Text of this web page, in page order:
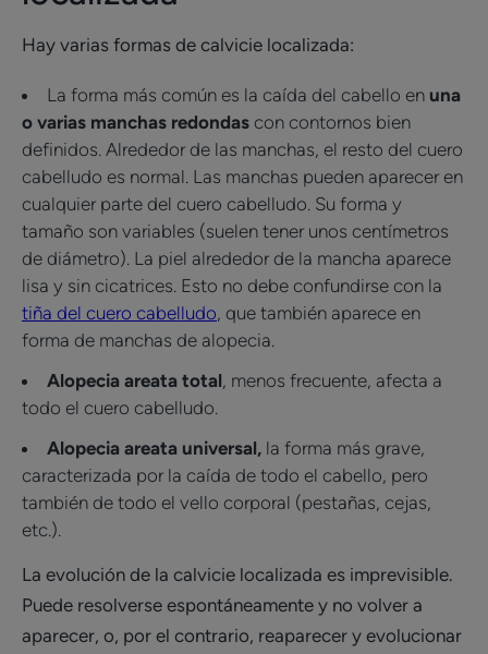
Hay varias formas de calvicie localizada:
La forma más común es la caída del cabello en una
o varias manchas redondas con contornos bien
definidos. Alrededor de las manchas, el resto del cuero
cabelludo es normal. Las manchas pueden aparecer en
cualquier parte del cuero cabelludo. Su forma y
tamaño son variables (suelen tener unos centímetros
de diámetro). La piel alrededor de la mancha aparece
lisa y sin cicatrices. Esto no debe confundirse con la
tiña del cuero cabelludo, que también aparece en
forma de manchas de alopecia.
Alopecia areata total, menos frecuente, afecta a
todo el cuero cabelludo.
Alopecia areata universal, la forma más grave,
caracterizada por la caída de todo el cabello, pero
también de todo el vello corporal (pestañas, cejas,
etc.).
La evolución de la calvicie localizada es imprevisible.
Puede resolverse espontáneamente y no volver a
aparecer, o, por el contrario, reaparecer y evolucionar